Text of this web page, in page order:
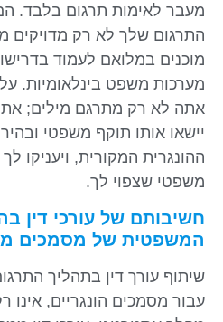
מעבר לאימות תרגום בלבד.
התרגום שלך לא רק מדויקים
מוכנים במלואם לעמוד
מערכות משפט בינלאומיות. על
אתה לא רק מתרגם מילים;
יישאו אותו תוקף משפטי
ההונגרית המקורית, ויעניקו
משפטי שצפוי לך.
חשיבותם של עורכי דין
המשפטית של מסמכים
שיתוף עורך דין בתהליך
עבור מסמכים הונגריים, אינו